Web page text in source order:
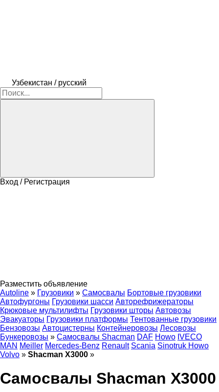
Узбекистан / русский
Вход / Регистрация
Разместить объявление
Autoline » Грузовики » Самосвалы Бортовые грузовики
Автофургоны Грузовики шасси Авторефрижераторы
Крюковые мультилифты Грузовики шторы Автовозы
Эвакуаторы Грузовики платформы Тентованные грузовики
Бензовозы Автоцистерны Контейнеровозы Лесовозы
Бункеровозы » Самосвалы Shacman DAF Howo IVECO
MAN Meiller Mercedes-Benz Renault Scania Sinotruk Howo
Volvo » Shacman X3000 »
Самосвалы Shacman X3000